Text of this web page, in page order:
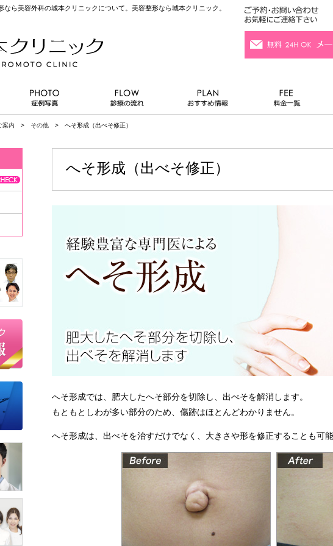
ら美容外科の城本クリニックについて。美容整形なら城本クリニック。
案内 > その他 > へそ形成（出べそ修正）
へそ形成（出べそ修正）
へそ形成では、肥大したへそ部分を切除し、出べそを解消します。
もともとしわが多い部分のため、傷跡はほとんどわかりません。
へそ形成は、出べそを治すだけでなく、大きさや形を修正することも可